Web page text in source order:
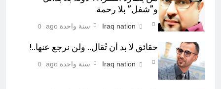
و”شفل” بلا رحمة
Iraq nation سنة واحدة ago 0
حقائق لا بد أن تُقال.. ولن نرجع عنها..!
Iraq nation سنة واحدة ago 0